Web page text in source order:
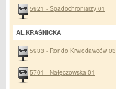
5921 - Spadochroniarzy 01
AL.KRAŚNICKA
5933 - Rondo Krwiodawców 03
5701 - Nałęczowska 01